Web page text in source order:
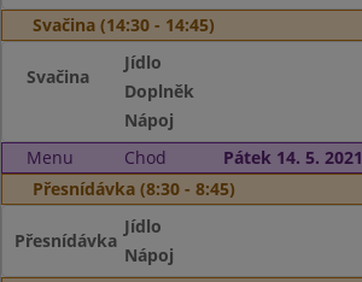
Svačina (14:30 - 14:45)
Svačina
Jídlo
Doplněk
Nápoj
Menu
Chod
Pátek 14. 5. 2021
Přesnídávka (8:30 - 8:45)
Přesnídávka
Jídlo
Nápoj